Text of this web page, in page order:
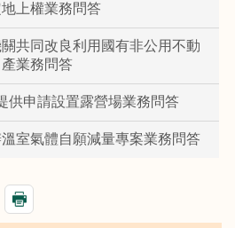
上權業務問答
共同改良利用國有非公用不動
產業務問答
供申請設置露營場業務問答
室氣體自願減量專案業務問答